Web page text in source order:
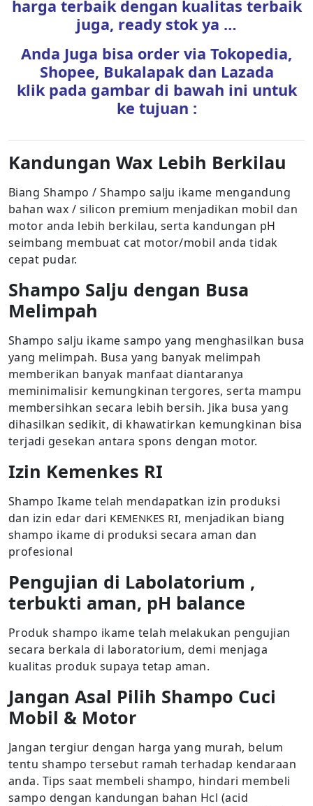
harga terbaik dengan kualitas terbaik
juga, ready stok ya …
Anda Juga bisa order via Tokopedia,
Shopee, Bukalapak dan Lazada
klik pada gambar di bawah ini untuk
ke tujuan :
Kandungan Wax Lebih Berkilau
Biang Shampo / Shampo salju ikame mengandung
bahan wax / silicon premium menjadikan mobil dan
motor anda lebih berkilau, serta kandungan pH
seimbang membuat cat motor/mobil anda tidak
cepat pudar.
Shampo Salju dengan Busa
Melimpah
Shampo salju ikame sampo yang menghasilkan busa
yang melimpah. Busa yang banyak melimpah
memberikan banyak manfaat diantaranya
meminimalisir kemungkinan tergores, serta mampu
membersihkan secara lebih bersih. Jika busa yang
dihasilkan sedikit, di khawatirkan kemungkinan bisa
terjadi gesekan antara spons dengan motor.
Izin Kemenkes RI
Shampo Ikame telah mendapatkan izin produksi
dan izin edar dari KEMENKES RI, menjadikan biang
shampo ikame di produksi secara aman dan
profesional
Pengujian di Labolatorium ,
terbukti aman, pH balance
Produk shampo ikame telah melakukan pengujian
secara berkala di laboratorium, demi menjaga
kualitas produk supaya tetap aman.
Jangan Asal Pilih Shampo Cuci
Mobil & Motor
Jangan tergiur dengan harga yang murah, belum
tentu shampo tersebut ramah terhadap kendaraan
anda. Tips saat membeli shampo, hindari membeli
sampo dengan kandungan bahan Hcl (acid